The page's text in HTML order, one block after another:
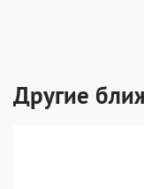
Другие